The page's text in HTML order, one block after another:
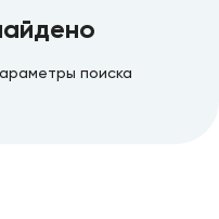
поиска